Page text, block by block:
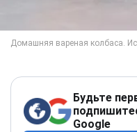
Будьте
Google